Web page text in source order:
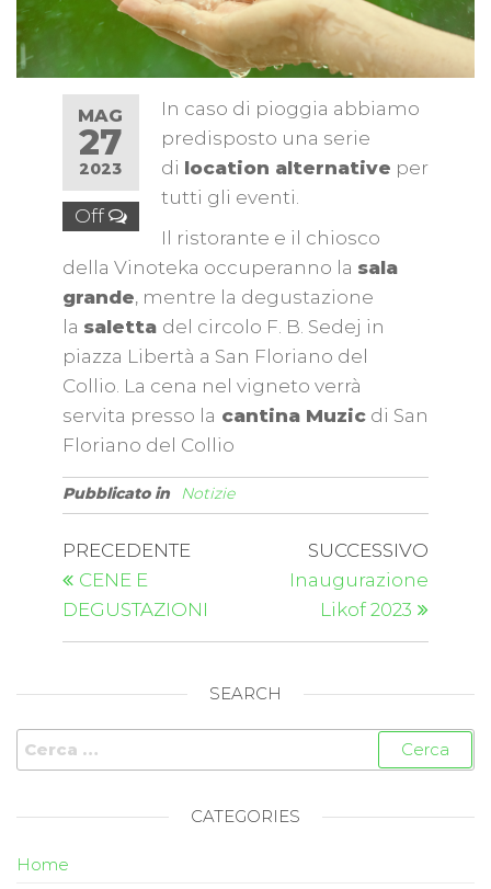
MAG
27
2023
Off
In caso di pioggia abbiamo
predisposto una serie
di location alternative per
tutti gli eventi.
Il ristorante e il chiosco
della Vinoteka occuperanno la sala
grande, mentre la degustazione
la saletta del circolo F. B. Sedej in
piazza Libertà a San Floriano del
Collio. La cena nel vigneto verrà
servita presso la cantina Muzicdi San
Floriano del Collio
Pubblicato in Notizie
PRECEDENTE
CENE E
DEGUSTAZIONI
SUCCESSIVO
Inaugurazione
Likof 2023
SEARCH
CATEGORIES
Home